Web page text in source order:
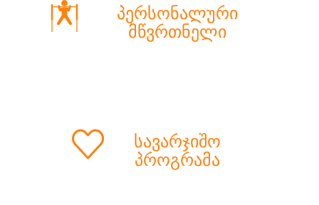
პერსონალური
მწვრთნელი
სავარჯიშო
პროგრამა